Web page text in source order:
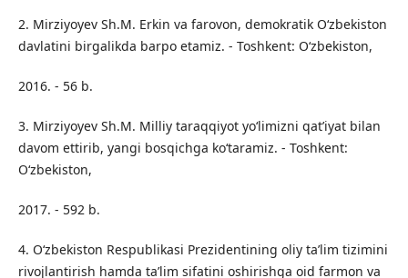
2. Mirziyoyev Sh.M. Erkin va farovon, demokratik Oʻzbekiston
davlatini birgalikda barpo etamiz. - Toshkent: Oʻzbekiston,
2016. - 56 b.
3. Mirziyoyev Sh.M. Milliy taraqqiyot yoʻlimizni qat’iyat bilan
davom ettirib, yangi bosqichga ko‘taramiz. - Toshkent:
Oʻzbekiston,
2017. - 592 b.
4. Oʻzbekiston Respublikasi Prezidentining oliy ta’lim tizimini
rivojlantirish hamda ta’lim sifatini oshirishga oid farmon va